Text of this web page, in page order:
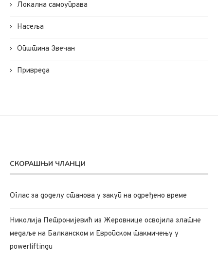
Локална самоуправа
Насеља
Општина Звечан
Привреда
СКОРАШЊИ ЧЛАНЦИ
Oглас за доделу станова у закуп на одређено време
Николија Петронијевић из Жеровнице освојила златне
медаље на Балканском и Европском такмичењу у
powerliftingu